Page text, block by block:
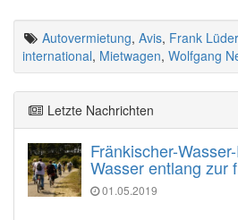
Autovermietung, Avis, Frank
international, Mietwagen, Wolfgang
Letzte Nachrichten
Fränkischer-
Wasser entlang zur
01.05.2019